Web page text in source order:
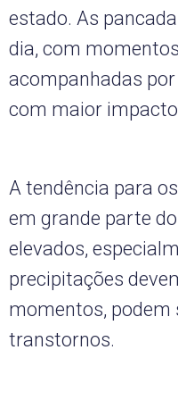
estado. As
dia, com
acompanhadas
com maior
A tendência para
em grande parte
elevados,
precipitações
momentos, podem
transtornos.